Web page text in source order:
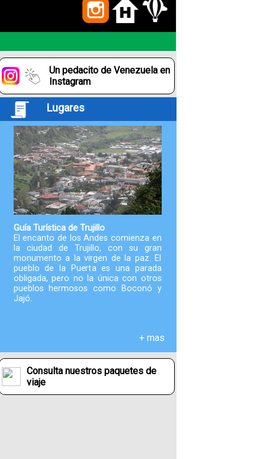
Un pedacito de Venezuela en
Instagram
Lugares
Guía Turística de Trujillo
El encanto de los Andes comienza en
la ciudad de Trujillo, con su gran
monumento a la virgen de la paz. El
pueblo de la Puerta es una parada
obligada, pero no la única con otros
pueblos hermosos como Boconó y
Jajó.
+ mas
Consulta nuestros paquetes de
viaje